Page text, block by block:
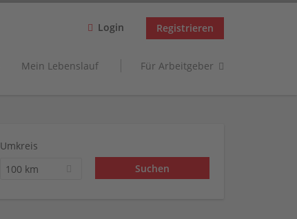
Login Registrieren
Mein Lebenslauf Für Arbeitgeber
Umkreis
100 km